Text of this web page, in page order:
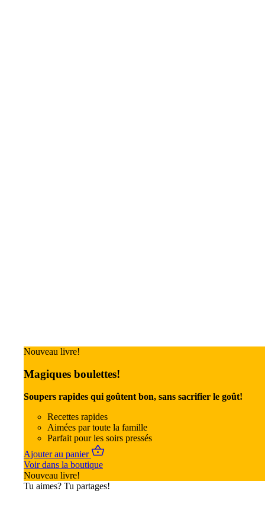
Nouveau livre!
Magiques boulettes!
Soupers rapides qui goûtent bon, sans sacrifier le goût!
Recettes rapides
Aimées par toute la famille
Parfait pour les soirs pressés
Ajouter au panier
Voir dans la boutique
Nouveau livre!
Tu aimes? Tu partages!